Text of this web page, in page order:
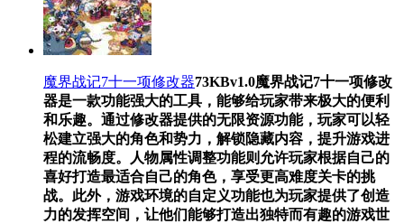
魔界战记7十一项修改器73KBv1.0魔界战记7十一项修改
器是一款功能强大的工具，能够给玩家带来极大的便利
和乐趣。通过修改器提供的无限资源功能，玩家可以轻
松建立强大的角色和势力，解锁隐藏内容，提升游戏进
程的流畅度。人物属性调整功能则允许玩家根据自己的
喜好打造最适合自己的角色，享受更高难度关卡的挑
战。此外，游戏环境的自定义功能也为玩家提供了创造
力的发挥空间，让他们能够打造出独特而有趣的游戏世